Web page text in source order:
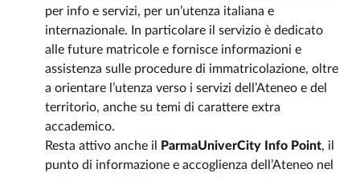
per info e servizi, per un’utenza italiana e
internazionale. In particolare il servizio è dedicato
alle future matricole e fornisce informazioni e
assistenza sulle procedure di immatricolazione, oltre
a orientare l’utenza verso i servizi dell’Ateneo e del
territorio, anche su temi di carattere extra
accademico.
Resta attivo anche il
ParmaUniverCity Info Point, il
punto di informazione e accoglienza dell’Ateneo nel